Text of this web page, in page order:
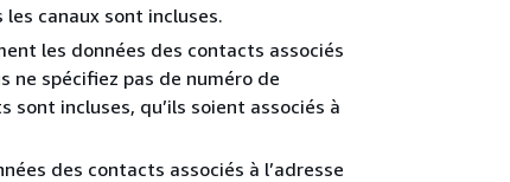
canaux sont incluses.
les données des contacts associés
ne spécifiez pas de numéro de
incluses, qu’ils soient associés à
des contacts associés à l’adresse